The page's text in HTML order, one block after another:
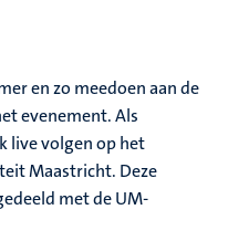
en zo meedoen aan de
evenement. Als
live volgen op het
Maastricht. Deze
met de UM-